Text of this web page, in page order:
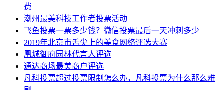
费
潮州最美科技工作者投票活动
飞鱼投票一票多少钱？微信投票最后一天冲刺多少
2019年北京市舌尖上的美食网络评选大赛
凰城御府园林代言人评选
通达商场最美商户评选
凡科投票超过投票限制怎么办，凡科投票为什么那么难